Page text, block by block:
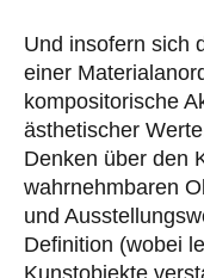
Und insofern sich
einer
kompositorische
ästhetischer
Denken über den
wahrnehmbaren
und
Definition (wobei
Kunstobjekte